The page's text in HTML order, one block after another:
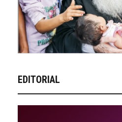
EDITORIAL